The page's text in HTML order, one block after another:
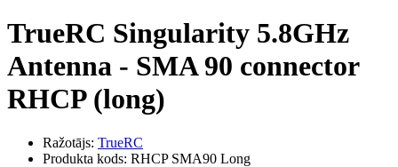
TrueRC Singularity 5.8GHz
Antenna - SMA 90 connector
RHCP (long)
Ražotājs: TrueRC
Produkta kods: RHCP SMA90 Long